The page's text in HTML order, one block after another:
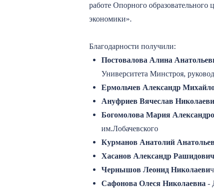
работе Опорного
экономики».
Благодарности получили:
Постовалова Алина
Университета Минстроя,
Ермольчев Александр
Ануфриев Вячеслав
Богомолова Мария
им.Лобачевского
Курманов Анатолий
Хасанов Александр Рашидович
Чернышов Леонид Николаеви
Сафонова Олеся Николаевна -